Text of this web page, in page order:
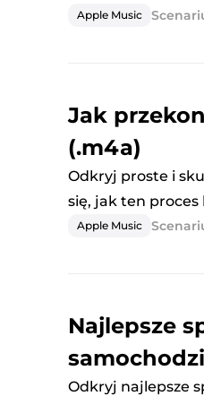
Apple Music
Jak
(.m4a)
Odkryj proste i
się, jak ten
Apple Music
Najlepsze
Odkryj najlepsze